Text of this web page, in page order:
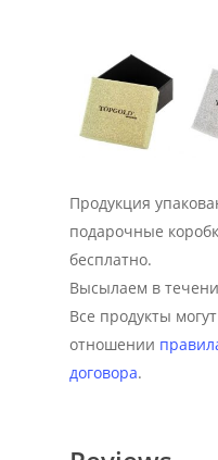
Продукция
подарочные
бесплатно.
Высылаем в
Все продукты
отношении
договора.